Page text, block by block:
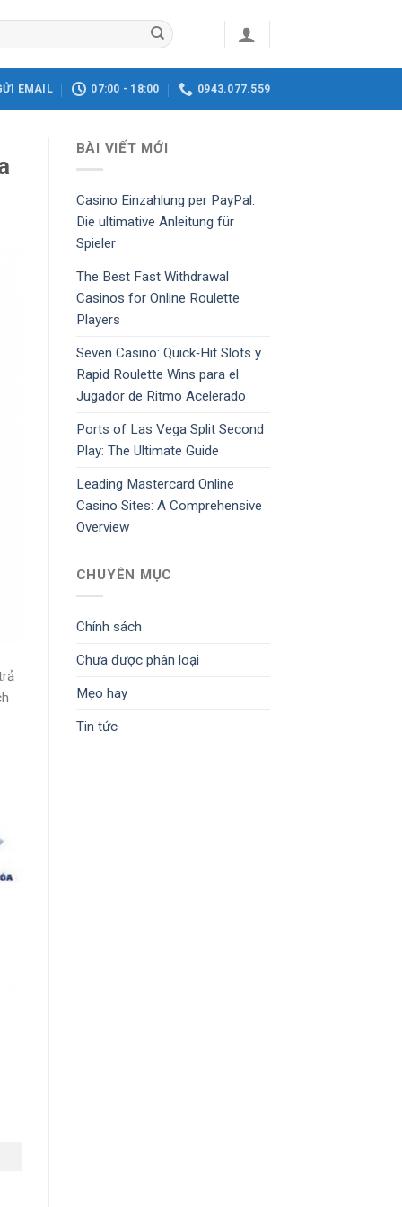
EMAIL 07:00 - 18:00 0943.077.559
BÀI VIẾT MỚI
Casino Einzahlung per PayPal:
Die ultimative Anleitung für
Spieler
The Best Fast Withdrawal
Casinos for Online Roulette
Players
Seven Casino: Quick‑Hit Slots y
Rapid Roulette Wins para el
Jugador de Ritmo Acelerado
Ports of Las Vega Split Second
Play: The Ultimate Guide
Leading Mastercard Online
Casino Sites: A Comprehensive
Overview
CHUYÊN MỤC
Chính sách
Chưa được phân loại
Mẹo hay
Tin tức